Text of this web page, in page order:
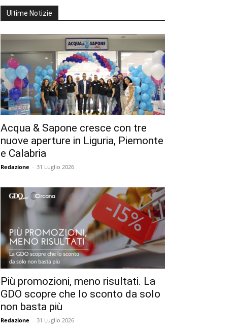
Ultime Notizie
Acqua & Sapone cresce con tre
nuove aperture in Liguria, Piemonte
e Calabria
Redazione - 31 Luglio 2026
Più promozioni, meno risultati. La
GDO scopre che lo sconto da solo
non basta più
Redazione - 31 Luglio 2026